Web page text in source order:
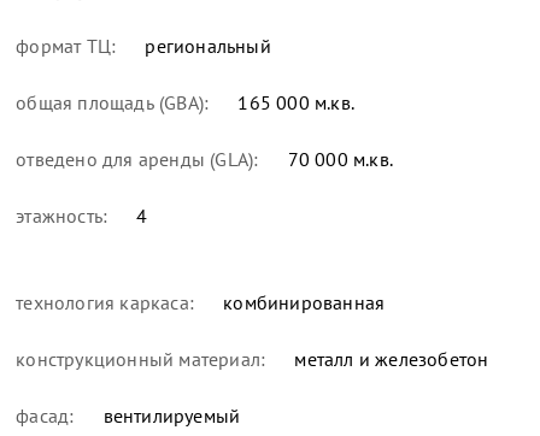
формат ТЦ: региональный
общая площадь (GBA): 165 000 м.кв.
отведено для аренды (GLA): 70 000 м.кв.
этажность: 4
технология каркаса: комбинированная
конструкционный материал: металл и железобетон
фасад: вентилируемый